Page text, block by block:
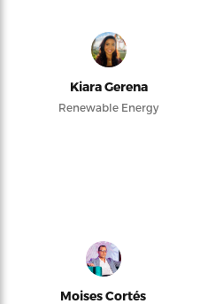
Kiara Gerena
Renewable Energy
Moises Cortés